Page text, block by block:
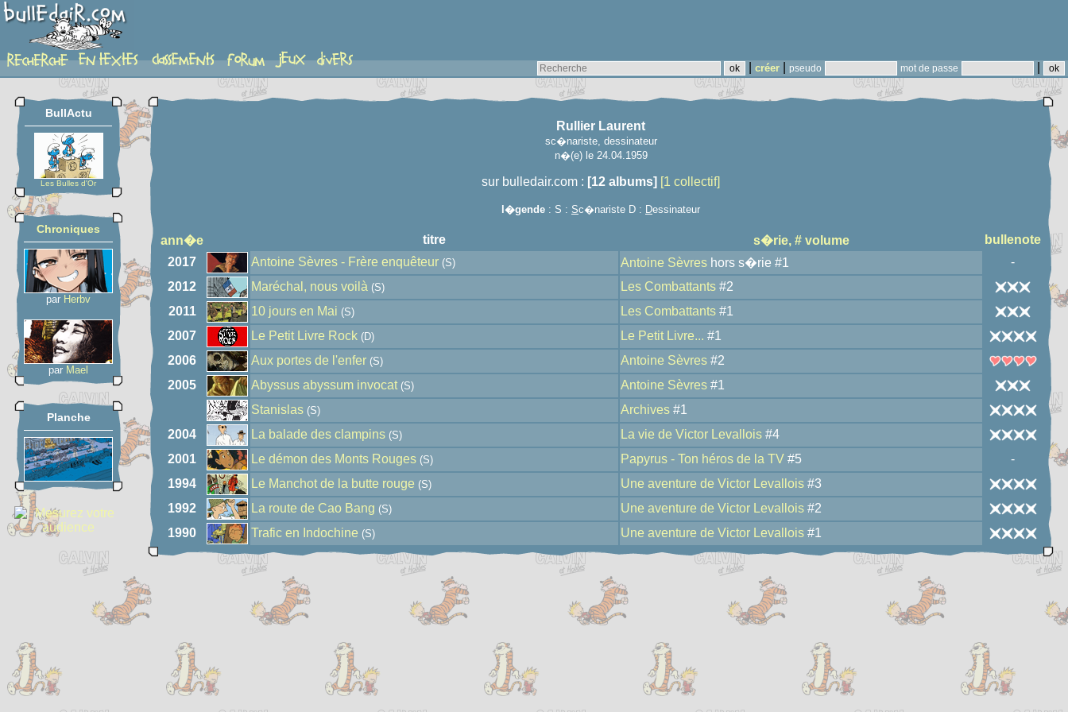
créer pseudo mot de passe
auteur
BullActu
Les Bulles d'Or
Chroniques
par Herbv
par Mael
Planche
Rullier Laurent
sc�nariste, dessinateur
n�(e) le 24.04.1959
sur bulledair.com : [12 albums] [1 collectif]
l�gende : S : Sc�nariste D : Dessinateur
ann�e titre s�rie, # volume
bullenote
2017
Antoine Sèvres - Frère enquêteur (S) Antoine Sèvres hors s�rie #1
-
2012
Maréchal, nous voilà (S) Les Combattants #2
2011
10 jours en Mai (S) Les Combattants #1
2007
Le Petit Livre Rock (D) Le Petit Livre... #1
2006
Aux portes de l'enfer (S) Antoine Sèvres #2
2005
Abyssus abyssum invocat(S) Antoine Sèvres #1
Stanislas (S) Archives #1
2004
La balade des clampins (S) La vie de Victor Levallois #4
2001
Le démon des Monts Rouges (S) Papyrus - Ton héros de la TV #5
-
1994
Le Manchot de la butte rouge (S) Une aventure de Victor Levallois #3
1992
La route de Cao Bang (S) Une aventure de Victor Levallois #2
1990
Trafic en Indochine (S) Une aventure de Victor Levallois #1